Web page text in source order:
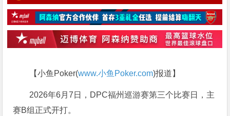
【小鱼Poker(www.小鱼Poker.com)报道】
2026年6月7日，DPC福州巡游赛第三个比赛日，主
赛B组正式开打。